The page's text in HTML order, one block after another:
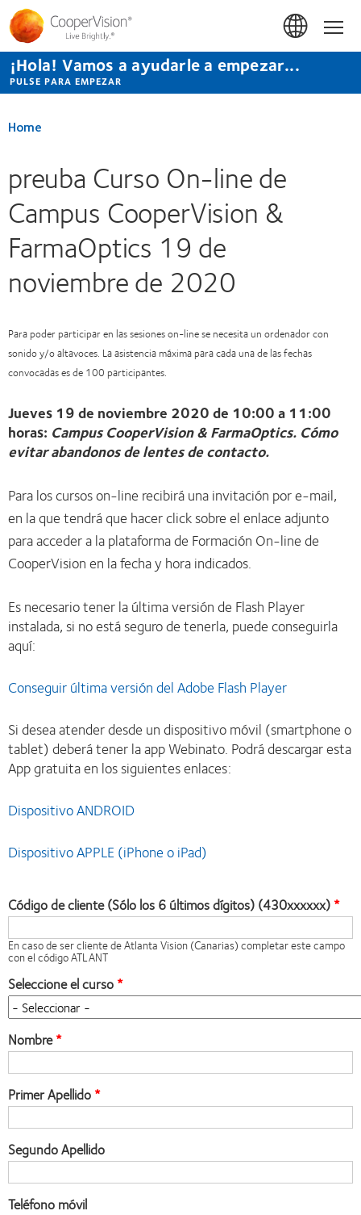
Pasar
contenido
principal
¡Hola! Vamos a ayudarle a empezar...
PULSE PARA EMPEZAR
Home
preuba Curso On-line de
Campus CooperVision &
FarmaOptics 19 de
noviembre de 2020
Para poder participar en las sesiones on-line se necesita un ordenador con
sonido y/o altavoces. La asistencia máxima para cada una de las fechas
convocadas es de 100 participantes.
Jueves 19 de noviembre 2020 de 10:00 a 11:00
horas: Campus CooperVision & FarmaOptics. Cómo
evitar abandonos de lentes de contacto.
Para los cursos on-line recibirá una invitación por e-mail,
en la que tendrá que hacer click sobre el enlace adjunto
para acceder a la plataforma de Formación On-line de
CooperVision en la fecha y hora indicados.
Es necesario tener la última versión de Flash Player
instalada, si no está seguro de tenerla, puede conseguirla
aquí:
Conseguir última versión del Adobe Flash Player
Si desea atender desde un dispositivo móvil (smartphone o
tablet) deberá tener la app Webinato. Podrá descargar esta
App gratuita en los siguientes enlaces:
Dispositivo ANDROID
Dispositivo APPLE (iPhone o iPad)
Código de cliente (Sólo los 6 últimos dígitos) (430xxxxxx)
En caso de ser cliente de Atlanta Vision (Canarias) completar este campo
con el código ATLANT
Seleccione el curso
Nombre
Primer Apellido
Segundo Apellido
Teléfono móvil